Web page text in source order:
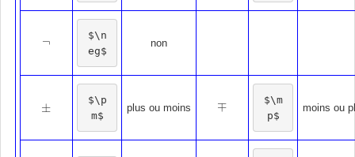
¬
¬
$\n
eg$
non
±
±
$\p
m$
plus ou moins ∓
∓
$\m
p$
moins ou